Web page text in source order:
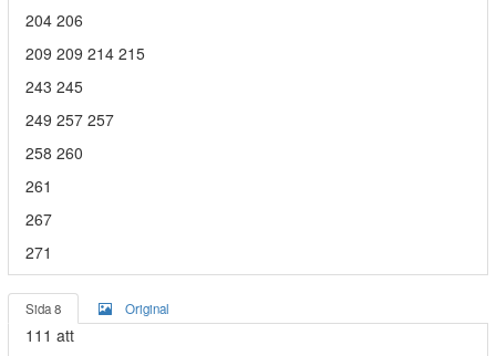
204 206
209 209 214 215
243 245
249 257 257
258 260
261
267
271
Sida 8 Original
111 att